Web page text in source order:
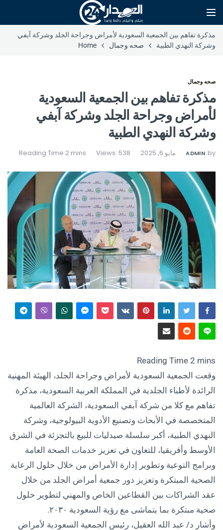
مذكرة تفاهم بين الجمعية السعودية لأمراض وجراحة الجلد وشركة آبفي
وشركة النهدي الطبية
صحه وجمال Home
صحه وجمال
مذكرة تفاهم بين الجمعية السعودية
لأمراض وجراحة الجلد وشركة آبفي
وشركة النهدي الطبية
by
ADMIN مايو 6, 2025 Views: 538
وقعت الجمعية السعودية لأمراض وجراحة الجلد، الهيئة المهنية
الرائدة لأطباء الجلدية في المملكة العربية السعودية، مذكرة
تفاهم مع كلا من شركة آبفي السعودية، الشركة العالمية
المتخصصة في الأبحاث وتصنيع الأدوية البيولوجية، وشركة
النهدي الطبية، أكبر سلسلة صيدليات للبيع بالتجزئة في الشرق
الأوسط وأفريقيا، للتعاون في تعزيز خدمات الصحة العامة
وبرامج التوعية وتطوير إدارة الأمراض من خلال حلول الرعاية
الصحية المبتكرة وتعزيز دور جمعية أمراض الجلد من خلال
عقد الشراكات بين القطاعين الخاص والمهني لتطوير حلول
صحية مبتكرة بما يتماشى مع رؤية السعودية ٢٠٣٠.
وأشار د/ عبد الله العقيل، رئيس الجمعية السعودية لأمراض